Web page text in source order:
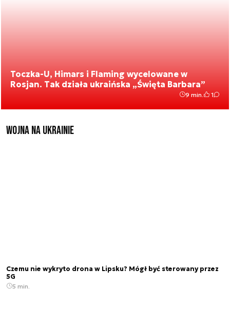
Toczka-U, Himars i Flaming wycelowane w
Rosjan. Tak działa ukraińska „Święta Barbara”
9 min. 1
Wojna na Ukrainie
Czemu nie wykryto drona w Lipsku? Mógł być sterowany przez
5G
5 min.